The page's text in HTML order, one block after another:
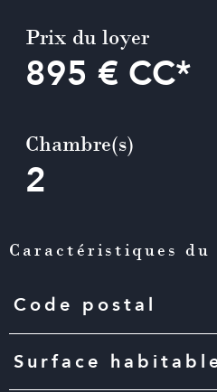
Prix du loyer
895 € CC*
Chambre(s)
2
Caractéristiques du
Caractéristiques Valeurs
Code postal
Surface